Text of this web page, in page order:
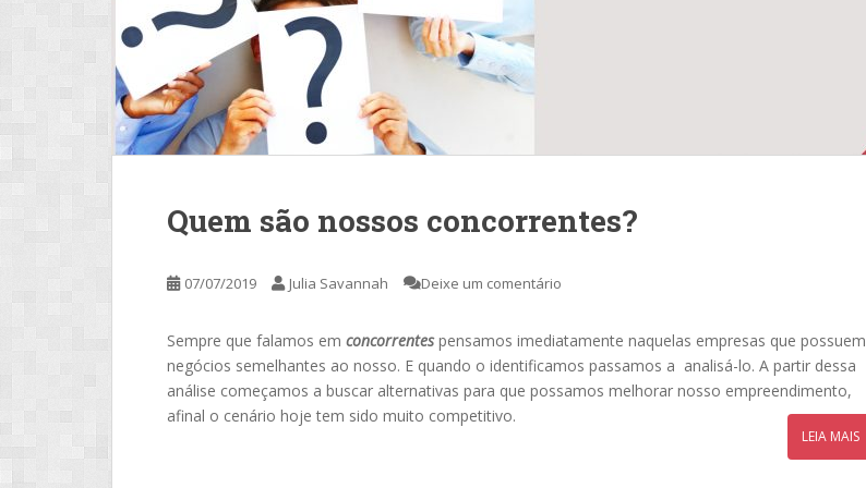
Quem são nossos concorrentes?
07/07/2019 Julia Savannah Deixe um comentário
Sempre que falamos em concorrentespensamos imediatamente naquelas empresas que possuem
negócios semelhantes ao nosso. E quando o identificamos passamos a analisá-lo. A partir dessa
análise começamos a buscar alternativas para que possamos melhorar nosso empreendimento,
afinal o cenário hoje tem sido muito competitivo.
LEIA MAIS